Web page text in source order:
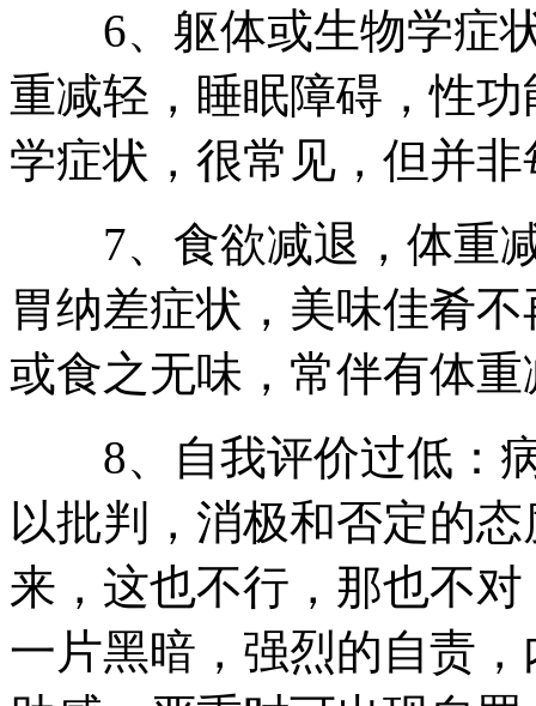
6、躯体或生物学症状
重减轻，睡眠障碍，性
学症状，很常见，但并
7、食欲减退，体重减
胃纳差症状，美味佳肴
或食之无味，常伴有体重
8、自我评价过低：病
以批判，消极和否定的
来，这也不行，那也不
一片黑暗，强烈的自责